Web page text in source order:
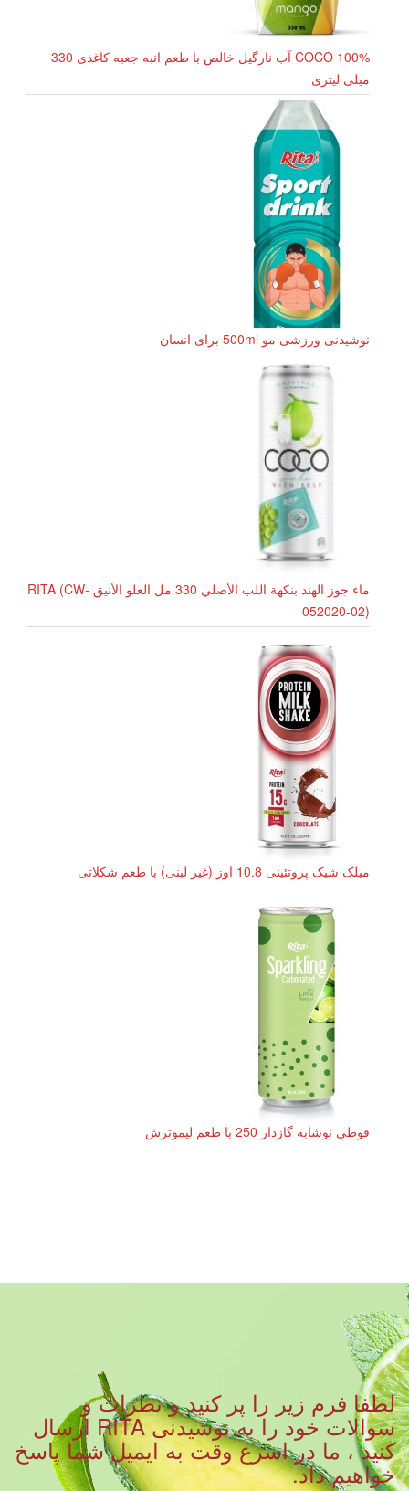
COCO 100% آب نارگیل خالص با طعم انبه جعبه کاغذی 330
میلی لیتری
نوشیدنی ورزشی مو 500ml برای انسان
ماء جوز الهند بنكهة اللب الأصلي 330 مل العلو الأنيق RITA (CW-
052020-02)
میلک شیک پروتئینی 10.8 اوز (غیر لبنی) با طعم شکلاتی
قوطی نوشابه گازدار 250 با طعم لیموترش
لطفا فرم زیر را پر کنید و نظرات و
سوالات خود را به نوشیدنی RITA ارسال
کنید ، ما در اسرع وقت به ایمیل شما پاسخ
خواهیم داد.